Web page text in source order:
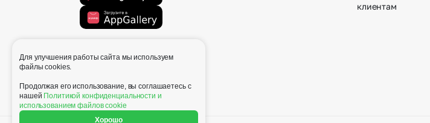
клиентам
Для улучшения работы сайта мы используем
файлы cookies.
Продолжая его использование, вы соглашаетесь с
нашей Политикой конфиденциальности и
использованием файлов cookie
Хорошо